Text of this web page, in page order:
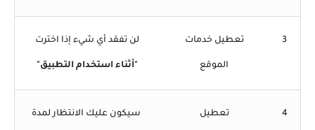
3 تعطيل خدمات
الموقع
لن تفقد أي شيء إذا اخترت
"أثناء استخدام التطبيق"
4 تعطيل سيكون عليك الانتظار لمدة